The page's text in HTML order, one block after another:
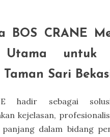
BOS CRANE
Utama untuk
Sari
hadir sebagai
kejelasan,
panjang dalam bidang